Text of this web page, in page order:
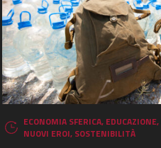
ECONOMIA SFERICA, EDUCAZIONE,
NUOVI EROI, SOSTENIBILITÀ